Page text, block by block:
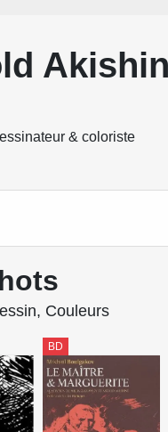
& coloriste
Couleurs
BD